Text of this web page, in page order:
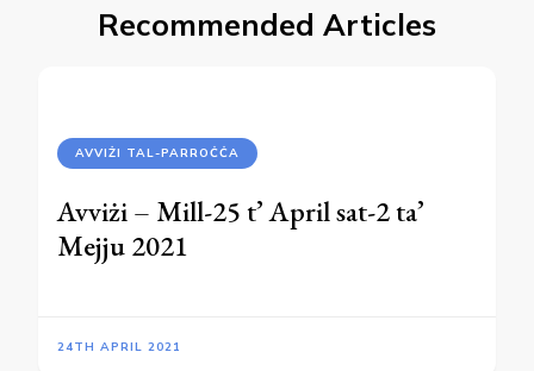
Recommended Articles
AVVIŻI TAL-PARROĊĊA
Avviżi – Mill-25 t’ April sat-2 ta’
Mejju 2021
24TH APRIL 2021